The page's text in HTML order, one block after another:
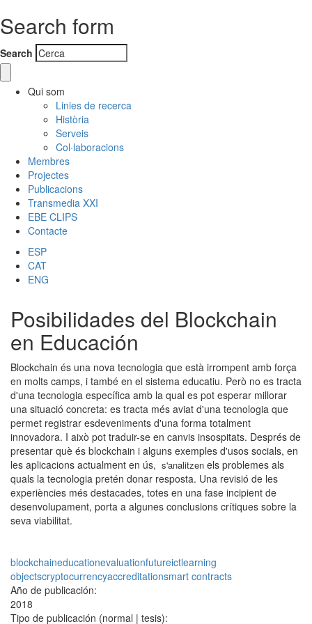
Search form
Search
Qui som
Linies de recerca
Història
Serveis
Col·laboracions
Membres
Projectes
Publicacions
Transmedia XXI
EBE CLIPS
Contacte
ESP
CAT
ENG
Posibilidades del Blockchain
en Educación
Blockchain és una nova tecnologia que està irrompent amb força
en molts camps, i també en el sistema educatiu. Però no es tracta
d'una tecnologia específica amb la qual es pot esperar millorar
una situació concreta: es tracta més aviat d'una tecnologia que
permet registrar esdeveniments d'una forma totalment
innovadora. I això pot traduir-se en canvis insospitats. Després de
presentar què és blockchain i alguns exemples d'usos socials, en
les aplicacions actualment en ús, s'analitzen els problemes als
quals la tecnologia pretén donar resposta. Una revisió de les
experiències més destacades, totes en una fase incipient de
desenvolupament, porta a algunes conclusions crítiques sobre la
seva viabilitat.
blockchaineducationevaluationfutureictlearning
objectscryptocurrencyaccreditationsmart contracts
Año de publicación:
2018
Tipo de publicación (normal | tesis):